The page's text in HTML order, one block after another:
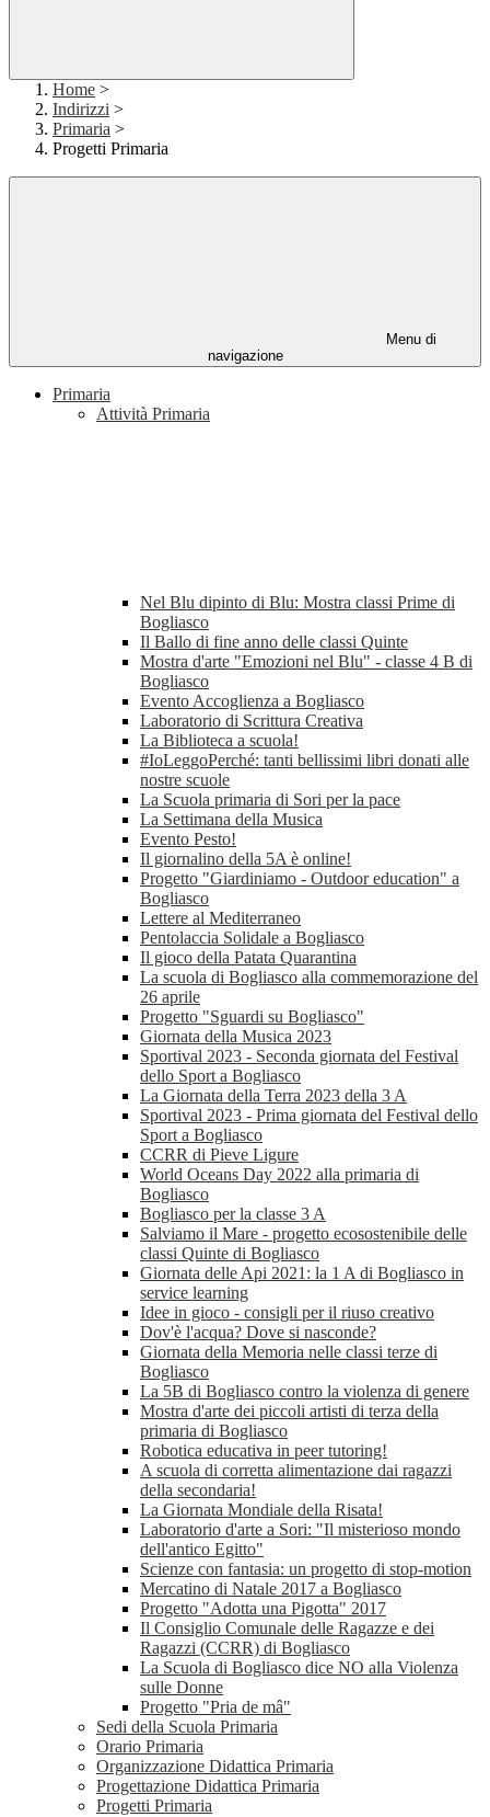
Home >
Indirizzi >
Primaria >
Progetti Primaria
Menu di
navigazione
Primaria
Attività Primaria
Nel Blu dipinto di Blu: Mostra classi Prime di
Bogliasco
Il Ballo di fine anno delle classi Quinte
Mostra d'arte "Emozioni nel Blu" - classe 4 B di
Bogliasco
Evento Accoglienza a Bogliasco
Laboratorio di Scrittura Creativa
La Biblioteca a scuola!
#IoLeggoPerché: tanti bellissimi libri donati alle
nostre scuole
La Scuola primaria di Sori per la pace
La Settimana della Musica
Evento Pesto!
Il giornalino della 5A è online!
Progetto "Giardiniamo - Outdoor education" a
Bogliasco
Lettere al Mediterraneo
Pentolaccia Solidale a Bogliasco
Il gioco della Patata Quarantina
La scuola di Bogliasco alla commemorazione del
26 aprile
Progetto "Sguardi su Bogliasco"
Giornata della Musica 2023
Sportival 2023 - Seconda giornata del Festival
dello Sport a Bogliasco
La Giornata della Terra 2023 della 3 A
Sportival 2023 - Prima giornata del Festival dello
Sport a Bogliasco
CCRR di Pieve Ligure
World Oceans Day 2022 alla primaria di
Bogliasco
Bogliasco per la classe 3 A
Salviamo il Mare - progetto ecosostenibile delle
classi Quinte di Bogliasco
Giornata delle Api 2021: la 1 A di Bogliasco in
service learning
Idee in gioco - consigli per il riuso creativo
Dov'è l'acqua? Dove si nasconde?
Giornata della Memoria nelle classi terze di
Bogliasco
La 5B di Bogliasco contro la violenza di genere
Mostra d'arte dei piccoli artisti di terza della
primaria di Bogliasco
Robotica educativa in peer tutoring!
A scuola di corretta alimentazione dai ragazzi
della secondaria!
La Giornata Mondiale della Risata!
Laboratorio d'arte a Sori: "Il misterioso mondo
dell'antico Egitto"
Scienze con fantasia: un progetto di stop-motion
Mercatino di Natale 2017 a Bogliasco
Progetto "Adotta una Pigotta" 2017
Il Consiglio Comunale delle Ragazze e dei
Ragazzi (CCRR) di Bogliasco
La Scuola di Bogliasco dice NO alla Violenza
sulle Donne
Progetto "Pria de mâ"
Sedi della Scuola Primaria
Orario Primaria
Organizzazione Didattica Primaria
Progettazione Didattica Primaria
Progetti Primaria